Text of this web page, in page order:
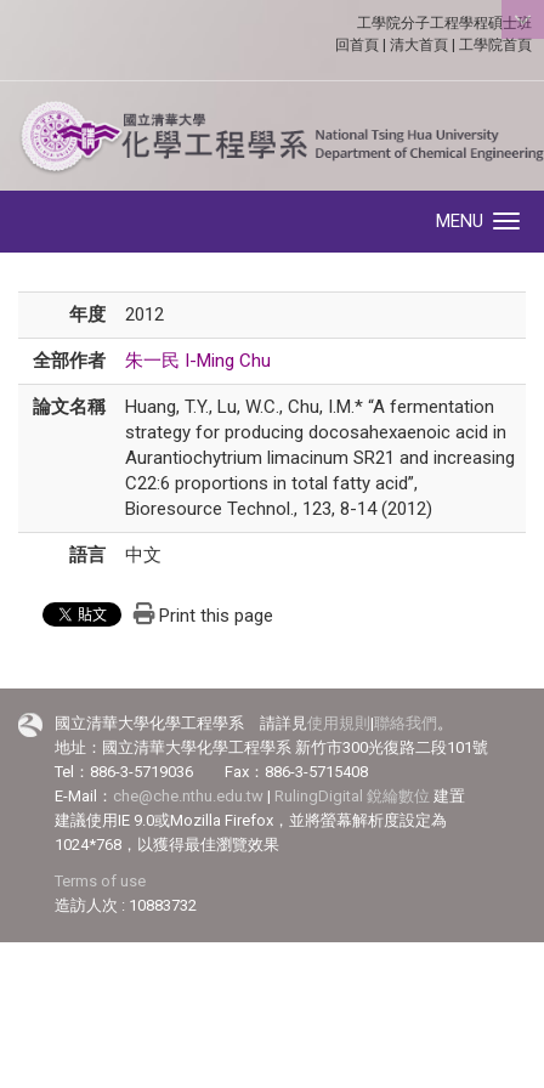
:::
工學院分子工程學程碩士班
回首頁
清大首頁 工學院首頁
MENU
年度 2012
全部作者 朱一民 I-Ming Chu
論文名稱
Huang, T.Y., Lu, W.C., Chu, I.M.* “A fermentation
strategy for producing docosahexaenoic acid in
Aurantiochytrium limacinum SR21 and increasing
C22:6 proportions in total fatty acid”,
Bioresource Technol., 123, 8-14 (2012)
語言 中文
Print this page
國立清華大學化學工程學系 請詳見使用規則 |聯絡我們 。
地址：國立清華大學化學工程學系 新竹市300光復路二段101號
Tel：886-3-5719036 Fax：886-3-5715408
E-Mail： che@che.nthu.edu.tw | RulingDigital 銳綸數位 建置
建議使用IE 9.0或Mozilla Firefox，並將螢幕解析度設定為
1024*768，以獲得最佳瀏覽效果
Terms of use
造訪人次 : 10883732